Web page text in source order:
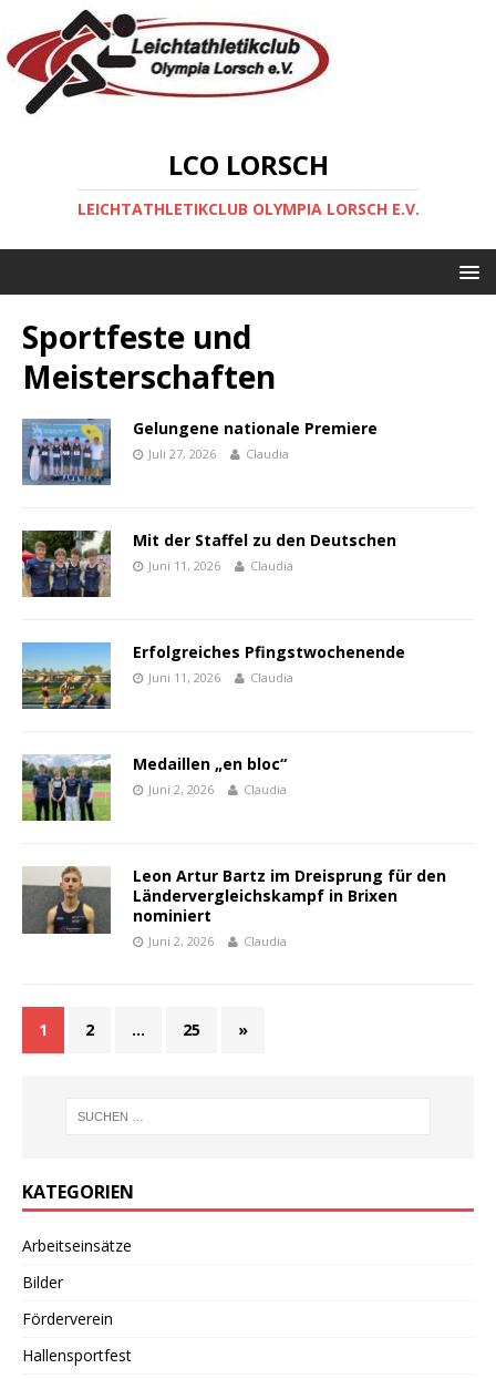
LCO LORSCH
LEICHTATHLETIKCLUB OLYMPIA LORSCH E.V.
Sportfeste und
Meisterschaften
Gelungene nationale Premiere
Juli 27, 2026 Claudia
Mit der Staffel zu den Deutschen
Juni 11, 2026 Claudia
Erfolgreiches Pfingstwochenende
Juni 11, 2026 Claudia
Medaillen „en bloc“
Juni 2, 2026 Claudia
Leon Artur Bartz im Dreisprung für den
Ländervergleichskampf in Brixen
nominiert
Juni 2, 2026 Claudia
1 2 … 25 »
KATEGORIEN
Arbeitseinsätze
Bilder
Förderverein
Hallensportfest